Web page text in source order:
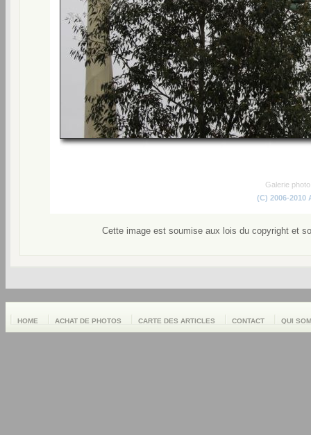
Galerie
(C) 2006-2010
Cette image est soumise aux lois du copyright et
HOME ACHAT DE PHOTOS CARTE DES ARTICLES CONTACT QUI